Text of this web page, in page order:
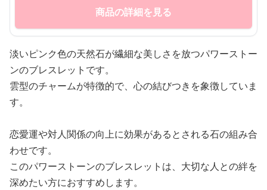
商品の詳細を見る
淡いピンク色の天然石が繊細な美しさを放つパワーストー
ンのブレスレットです。
雲型のチャームが特徴的で、心の結びつきを象徴していま
す。
恋愛運や対人関係の向上に効果があるとされる石の組み合
わせです。
このパワーストーンのブレスレットは、大切な人との絆を
深めたい方におすすめします。